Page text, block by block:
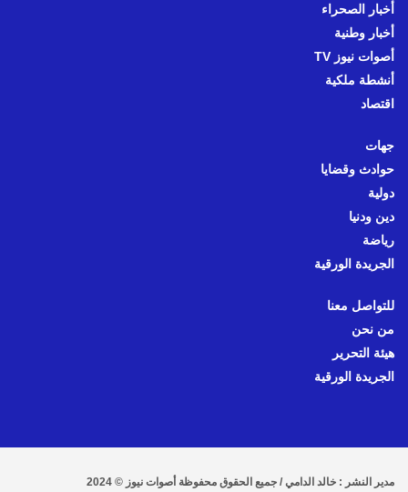
أخبار الصحراء
أخبار وطنية
أصوات نيوز TV
أنشطة ملكية
اقتصاد
جهات
حوادث وقضايا
دولية
دين ودنيا
رياضة
الجريدة الورقية
للتواصل معنا
من نحن
هيئة التحرير
الجريدة الورقية
مدير النشر : خالد الدامي / جميع الحقوق محفوظة أصوات نيوز © 2024